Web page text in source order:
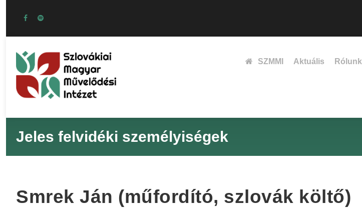
SZMMI Aktuális Rólunk
Jeles felvidéki személyiségek
Smrek Ján (műfordító, szlovák költő)